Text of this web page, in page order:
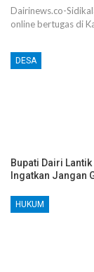
Dairinews.co-
online bertugas di
DESA
Bupati Dairi
Ingatkan Jangan
HUKUM